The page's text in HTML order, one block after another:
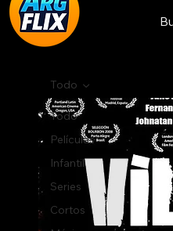
Todo
Películas
Infantil
Series
Cortos
Todo